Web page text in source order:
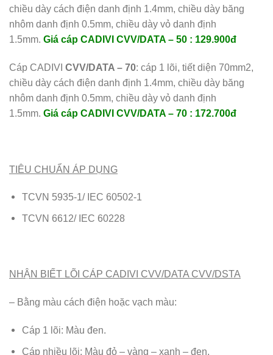
chiều dày cách điện danh định 1.4mm, chiều dày băng
nhôm danh định 0.5mm, chiều dày vỏ danh định
1.5mm. Giá cáp CADIVI CVV/DATA – 50 : 129.900đ
Cáp CADIVI CVV/DATA – 70: cáp 1 lõi, tiết diện 70mm2,
chiều dày cách điện danh định 1.4mm, chiều dày băng
nhôm danh định 0.5mm, chiều dày vỏ danh định
1.5mm. Giá cáp CADIVI CVV/DATA – 70 : 172.700đ
TIÊU CHUẨN ÁP DỤNG
TCVN 5935-1/ IEC 60502-1
TCVN 6612/ IEC 60228
NHẬN BIẾT LÕI CÁP CADIVI CVV/DATA CVV/DSTA
– Bằng màu cách điện hoặc vạch màu:
Cáp 1 lõi: Màu đen.
Cáp nhiều lõi: Màu đỏ – vàng – xanh – đen.